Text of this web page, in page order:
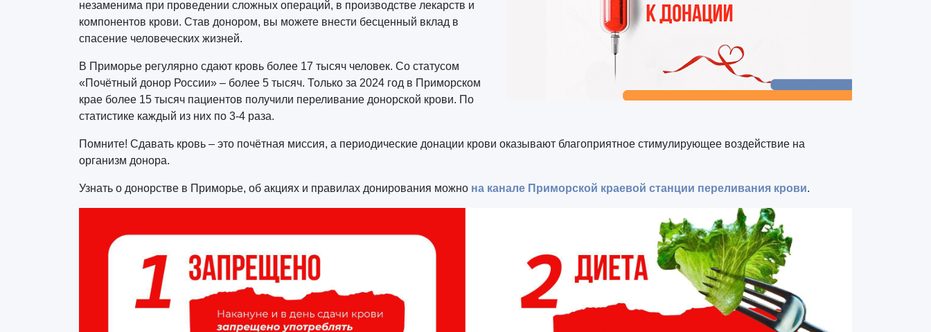
незаменима при проведении сложных операций, в производстве лекарств и
компонентов крови. Став донором, вы можете внести бесценный вклад в
спасение человеческих жизней.
В Приморье регулярно сдают кровь более 17 тысяч человек. Со статусом
«Почётный донор России» – более 5 тысяч. Только за 2024 год в Приморском
крае более 15 тысяч пациентов получили переливание донорской крови. По
статистике каждый из них по 3-4 раза.
Помните! Сдавать кровь – это почётная миссия, а периодические донации крови оказывают благоприятное стимулирующее воздействие на
организм донора.
Узнать о донорстве в Приморье, об акциях и правилах донирования можно на канале Приморской краевой станции переливания крови.